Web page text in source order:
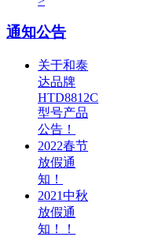
通知公告
关于和泰
达品牌
HTD8812C
型号产品
公告！
2022春节
放假通
知！
2021中秋
放假通
知！！